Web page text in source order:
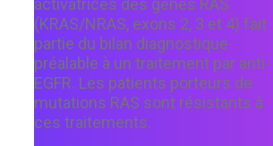
activatrices des gènes RAS
(KRAS/NRAS, exons 2, 3 et 4) fait
partie du bilan diagnostique
préalable à un traitement par anti-
EGFR. Les patients porteurs de
mutations RAS sont résistants à
ces traitements.